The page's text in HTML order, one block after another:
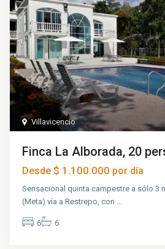
Villavicencio
Finca La Alborada, 20
Desde $ 1.100.000 por día
Sensacional quinta campestre a sólo 3
(Meta) vía a Restrepo, con ...
6 6